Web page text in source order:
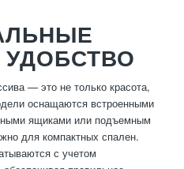
— это не только красота,
оснащаются встроенными
ящиками или подъемным
для компактных спален.
с учетом